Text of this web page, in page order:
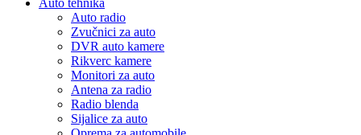
Auto radio
Zvučnici za auto
DVR auto kamere
Rikverc kamere
Monitori za auto
Antena za radio
Radio blenda
Sijalice za auto